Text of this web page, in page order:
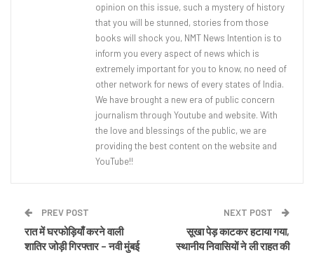
opinion on this issue, such a mystery of history
that you will be stunned, stories from those
books will shock you, NMT News Intention is to
inform you every aspect of news which is
extremely important for you to know, no need of
other network for news of every states of India.
We have brought a new era of public concern
journalism through Youtube and website. With
the love and blessings of the public, we are
providing the best content on the website and
YouTube!!
PREV POST
रात में घरफोड़ियाँ करने वाली
शातिर जोड़ी गिरफ्तार – नवी मुंबई
NEXT POST
सूखा पेड़ काटकर हटाया गया,
स्थानीय निवासियों ने ली राहत की